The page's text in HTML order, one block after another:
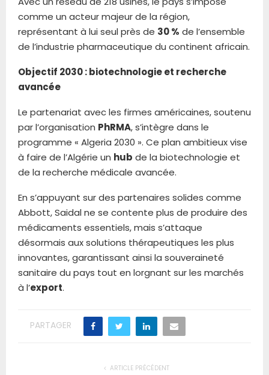
comme un acteur majeur de la région,
représentant à lui seul près de 30 % de l’ensemble
de l’industrie pharmaceutique du continent africain.
Objectif 2030 : biotechnologie et recherche
avancée
Le partenariat avec les firmes américaines, soutenu
par l’organisation PhRMA, s’intègre dans le
programme « Algeria 2030 ». Ce plan ambitieux vise
à faire de l’Algérie un hub de la biotechnologie et
de la recherche médicale avancée.
En s’appuyant sur des partenaires solides comme
Abbott, Saidal ne se contente plus de produire des
médicaments essentiels, mais s’attaque
désormais aux solutions thérapeutiques les plus
innovantes, garantissant ainsi la souveraineté
sanitaire du pays tout en lorgnant sur les marchés
à l’export.
PARTAGER
ARTICLE PRÉCÉDENT